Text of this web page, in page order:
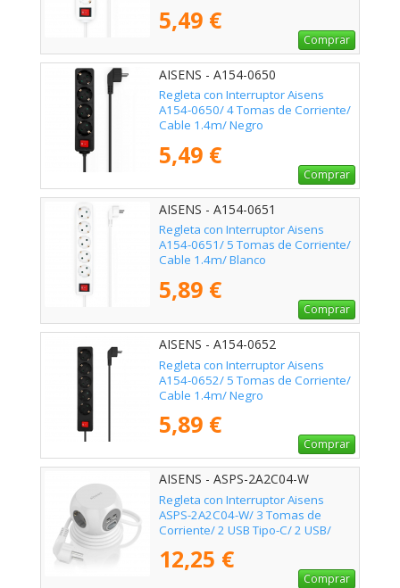
5,49 €
Comprar
AISENS - A154-0650
Regleta con Interruptor Aisens
A154-0650/ 4 Tomas de Corriente/
Cable 1.4m/ Negro
5,49 €
Comprar
AISENS - A154-0651
Regleta con Interruptor Aisens
A154-0651/ 5 Tomas de Corriente/
Cable 1.4m/ Blanco
5,89 €
Comprar
AISENS - A154-0652
Regleta con Interruptor Aisens
A154-0652/ 5 Tomas de Corriente/
Cable 1.4m/ Negro
5,89 €
Comprar
AISENS - ASPS-2A2C04-W
Regleta con Interruptor Aisens
ASPS-2A2C04-W/ 3 Tomas de
Corriente/ 2 USB Tipo-C/ 2 USB/
12,25 €
Comprar